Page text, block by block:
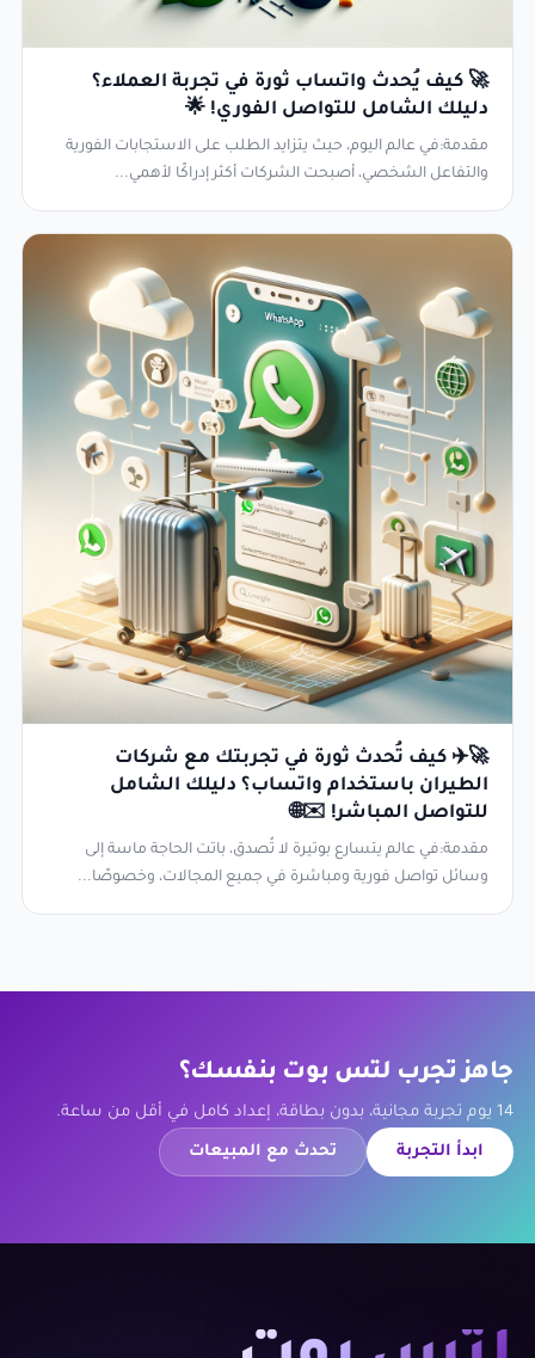
🚀 كيف يُحدث واتساب ثورة في تجربة العملاء؟
دليلك الشامل للتواصل الفوري! 🌟
مقدمة:في عالم اليوم، حيث يتزايد الطلب على الاستجابات الفورية
والتفاعل الشخصي، أصبحت الشركات أكثر إدراكًا لأهمي...
🚀✈️ كيف تُحدث ثورة في تجربتك مع شركات
الطيران باستخدام واتساب؟ دليلك الشامل
للتواصل المباشر! ✉️🌐
مقدمة:في عالم يتسارع بوتيرة لا تُصدق، باتت الحاجة ماسة إلى
وسائل تواصل فورية ومباشرة في جميع المجالات، وخصوصًا...
جاهز تجرب لتس بوت بنفسك؟
14 يوم تجربة مجانية، بدون بطاقة، إعداد كامل في أقل من ساعة.
ابدأ التجربة تحدث مع المبيعات